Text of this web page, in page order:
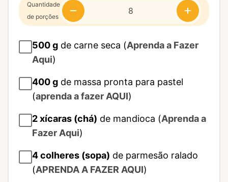
Quantidade
de porções
500g de carne seca (Aprenda a Fazer
Aqui)
400g de massa pronta para pastel
(aprenda a fazer AQUI)
2xícaras (chá) de mandioca (Aprenda a
Fazer Aqui)
4colheres (sopa) de parmesão ralado
(APRENDA A FAZER AQUI)